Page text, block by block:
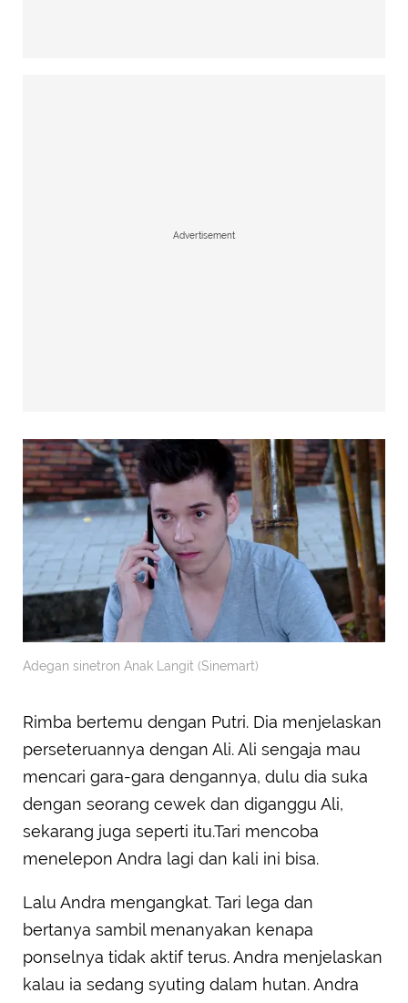
Advertisement
Adegan sinetron Anak Langit (Sinemart)
Rimba bertemu dengan Putri. Dia menjelaskan
perseteruannya dengan Ali. Ali sengaja mau
mencari gara-gara dengannya, dulu dia suka
dengan seorang cewek dan diganggu Ali,
sekarang juga seperti itu.Tari mencoba
menelepon Andra lagi dan kali ini bisa.
Lalu Andra mengangkat. Tari lega dan
bertanya sambil menanyakan kenapa
ponselnya tidak aktif terus. Andra menjelaskan
kalau ia sedang syuting dalam hutan. Andra